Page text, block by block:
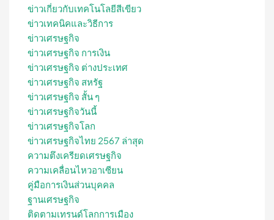
ข่าวเกี่ยวกับเทคโนโลยีสีเขียว
ข่าวเทคนิคและวิธีการ
ข่าวเศรษฐกิจ
ข่าวเศรษฐกิจ การเงิน
ข่าวเศรษฐกิจ ต่างประเทศ
ข่าวเศรษฐกิจ สหรัฐ
ข่าวเศรษฐกิจ สั้น ๆ
ข่าวเศรษฐกิจวันนี้
ข่าวเศรษฐกิจโลก
ข่าวเศรษฐกิจไทย 2567 ล่าสุด
ความตึงเครียดเศรษฐกิจ
ความเคลื่อนไหวอาเซียน
คู่มือการเงินส่วนบุคคล
ฐานเศรษฐกิจ
ติดตามเทรนด์โลกการเมือง